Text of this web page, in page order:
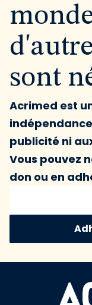
sont
Acrimed est
publicité ni
Vous pouvez
don ou en